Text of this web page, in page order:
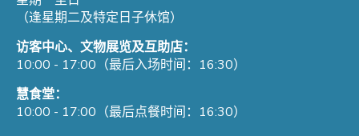
（逢星期二及特定日子休馆）
访客中心、文物展览及互助店：
10:00 - 17:00（最后入场时间：16:30）
慧食堂：
10:00 - 17:00（最后点餐时间：16:30）